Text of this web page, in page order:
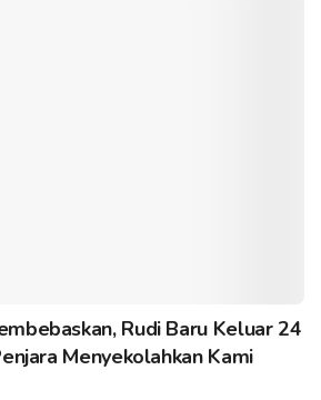
Rudi Baru Keluar 24
Menyekolahkan Kami